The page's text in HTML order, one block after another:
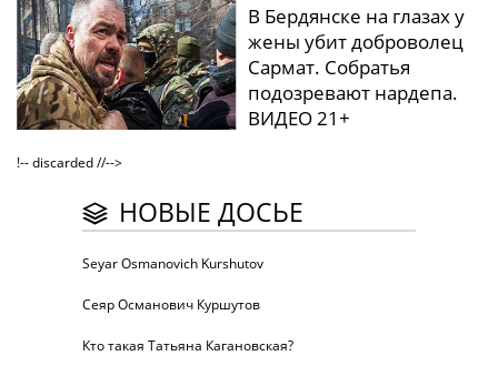
В Бердянске на глазах у
жены убит доброволец
Сармат. Собратья
подозревают нардепа.
ВИДЕО 21+
!-- discarded //-->
НОВЫЕ ДОСЬЕ
Seyar Osmanovich Kurshutov
Сеяр Османович Куршутов
Кто такая Татьяна Кагановская?